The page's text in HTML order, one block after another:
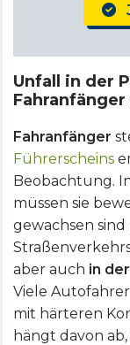
Unfall in der
Fahranfänger
Führerscheins
Beobachtung.
müssen sie
gewachsen sind
aber auch in
Viele
mit härteren
hängt davon